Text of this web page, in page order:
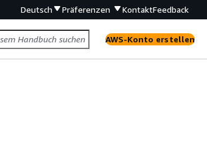
Deutsch Präferenzen KontaktFeedback
AWS-Konto erstellen